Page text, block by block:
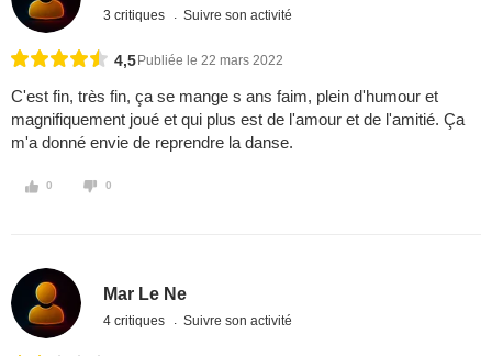
3 critiques Suivre son activité
4,5 Publiée le 22 mars 2022
C'est fin, très fin, ça se mange s ans faim, plein d'humour et
magnifiquement joué et qui plus est de l'amour et de l'amitié. Ça
m'a donné envie de reprendre la danse.
0 0
Mar Le Ne
4 critiques Suivre son activité